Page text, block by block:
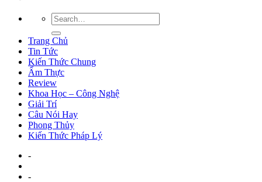
Trang Chủ
Tin Tức
Kiến Thức Chung
Ẩm Thực
Review
Khoa Học – Công Nghệ
Giải Trí
Câu Nói Hay
Phong Thủy
Kiến Thức Pháp Lý
-
-